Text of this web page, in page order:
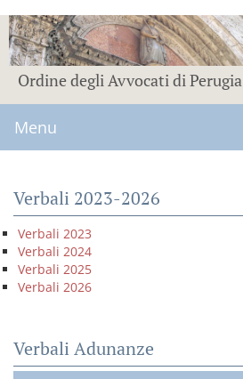
Ordine degli Avvocati di Perugia
Menu
Verbali 2023-2026
Verbali 2023
Verbali 2024
Verbali 2025
Verbali 2026
Verbali Adunanze